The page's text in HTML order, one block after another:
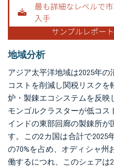
地域分析
アジア太平洋地域は2025年の
コストを削減し関税リスクを
炉・製錬エコシステムを反映
モンゴルクラスターが低コス
インドの東部回廊の製錬所が
す。この2カ国は合計で2025
の70%を占め、オディシャ
働するにつれ、このシェアは